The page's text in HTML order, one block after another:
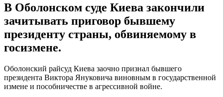
В Оболонском суде Киева закончили
зачитывать приговор бывшему
президенту страны, обвиняемому в
госизмене.
Оболонский райсуд Киева заочно признал бывшего
президента Виктора Януковича виновным в государственной
измене и пособничестве в агрессивной войне.